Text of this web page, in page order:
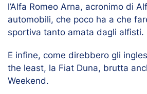
l’Alfa Romeo Arna, acronimo di
automobili, che poco ha a che
sportiva tanto amata dagli alfisti.
E infine, come direbbero gli
the least, la Fiat Duna, brutta
Weekend.